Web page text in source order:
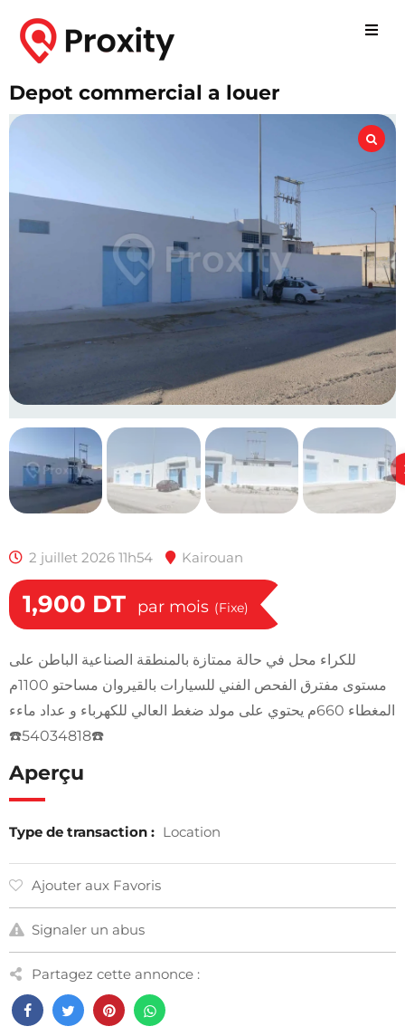
Depot commercial a louer
2 juillet 2026 11h54 Kairouan
1,900 DT par mois (Fixe)
للكراء محل في حالة ممتازة بالمنطقة الصناعية الباطن على
مستوى مفترق الفحص الفني للسيارات بالقيروان مساحتو 1100م
المغطاء 660م يحتوي على مولد ضغط العالي للكهرباء و عداد ماءء
☎️54034818☎️
Aperçu
Type de transaction : Location
Ajouter aux Favoris
Signaler un abus
Partagez cette annonce :